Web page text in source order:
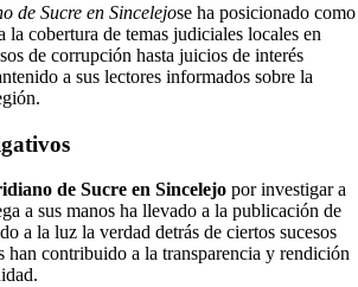
de Sucre en Sincelejose ha posicionado como
la cobertura de temas judiciales locales en
de corrupción hasta juicios de interés
a sus lectores informados sobre la
de Sucre en Sincelejo por investigar a
a sus manos ha llevado a la publicación de
a la luz la verdad detrás de ciertos sucesos
han contribuido a la transparencia y rendición